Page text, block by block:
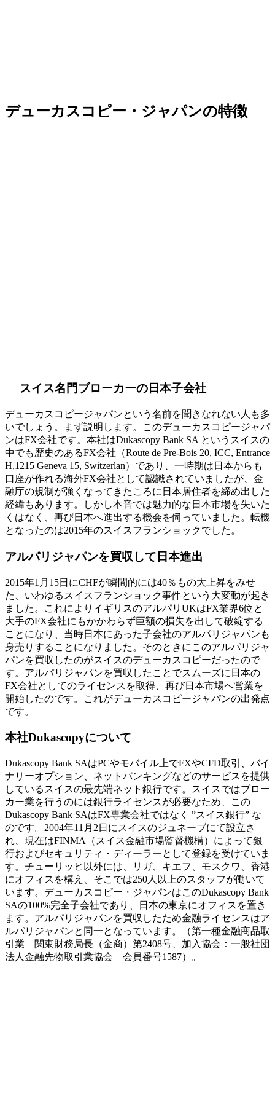
デューカスコピー・ジャパンの特徴
スイス名門ブローカーの日本子会社
デューカスコピージャパンという名前を聞きなれない人も多
いでしょう。まず説明します。このデューカスコピージャパ
ンはFX会社です。本社はDukascopy Bank SA というスイスの
中でも歴史のあるFX会社（Route de Pre-Bois 20, ICC, Entrance
H,1215 Geneva 15, Switzerlan）であり、一時期は日本からも
口座が作れる海外FX会社として認識されていましたが、金
融庁の規制が強くなってきたころに日本居住者を締め出した
経緯もあります。しかし本音では魅力的な日本市場を失いた
くはなく、再び日本へ進出する機会を伺っていました。転機
となったのは2015年のスイスフランショックでした。
アルパリジャパンを買収して日本進出
2015年1月15日にCHFが瞬間的には40％もの大上昇をみせ
た、いわゆるスイスフランショック事件という大変動が起き
ました。これによりイギリスのアルパリUKはFX業界6位と
大手のFX会社にもかかわらず巨額の損失を出して破綻する
ことになり、当時日本にあった子会社のアルパリジャパンも
身売りすることになりました。そのときにこのアルパリジャ
パンを買収したのがスイスのデューカスコピーだったので
す。アルパリジャパンを買収したことでスムーズに日本の
FX会社としてのライセンスを取得、再び日本市場へ営業を
開始したのです。これがデューカスコピージャパンの出発点
です。
本社Dukascopyについて
Dukascopy Bank SAはPCやモバイル上でFXやCFD取引、バイ
ナリーオプション、ネットバンキングなどのサービスを提供
しているスイスの最先端ネット銀行です。スイスではブロー
カー業を行うのには銀行ライセンスが必要なため、この
Dukascopy Bank SAはFX専業会社ではなく ”スイス銀行” な
のです。2004年11月2日にスイスのジュネーブにて設立さ
れ、現在はFINMA（スイス金融市場監督機構）によって銀
行およびセキュリティ・ディーラーとして登録を受けていま
す。チューリッヒ以外には、リガ、キエフ、モスクワ、香港
にオフィスを構え、そこでは250人以上のスタッフが働いて
います。デューカスコピー・ジャパンはこのDukascopy Bank
SAの100%完全子会社であり、日本の東京にオフィスを置き
ます。アルパリジャパンを買収したため金融ライセンスはア
ルパリジャパンと同一となっています。（第一種金融商品取
引業 – 関東財務局長（金商）第2408号、加入協会：一般社団
法人金融先物取引業協会 – 会員番号1587）。